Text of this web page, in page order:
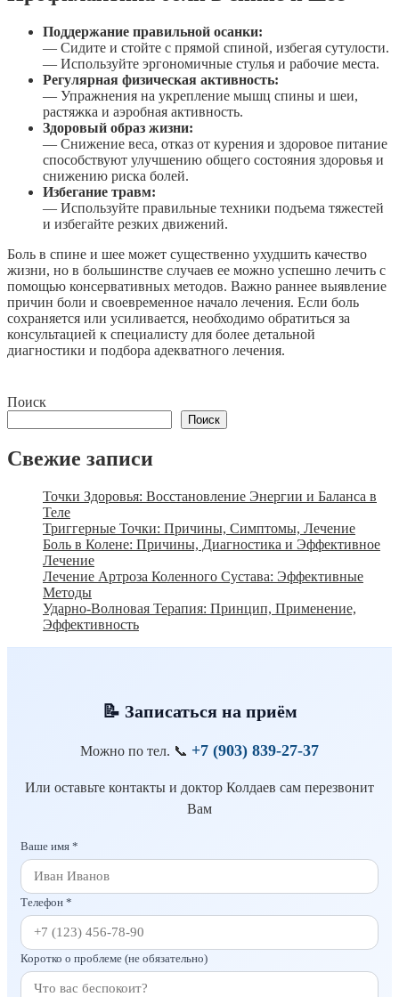
Поддержание правильной осанки:
— Сидите и стойте с прямой спиной, избегая сутулости.
— Используйте эргономичные стулья и рабочие места.
Регулярная физическая активность:
— Упражнения на укрепление мышц спины и шеи,
растяжка и аэробная активность.
Здоровый образ жизни:
— Снижение веса, отказ от курения и здоровое питание
способствуют улучшению общего состояния здоровья и
снижению риска болей.
Избегание травм:
— Используйте правильные техники подъема тяжестей
и избегайте резких движений.
Боль в спине и шее может существенно ухудшить качество
жизни, но в большинстве случаев ее можно успешно лечить с
помощью консервативных методов. Важно раннее выявление
причин боли и своевременное начало лечения. Если боль
сохраняется или усиливается, необходимо обратиться за
консультацией к специалисту для более детальной
диагностики и подбора адекватного лечения.
Поиск
Поиск
Свежие записи
Точки Здоровья: Восстановление Энергии и Баланса в
Теле
Триггерные Точки: Причины, Симптомы, Лечение
Боль в Колене: Причины, Диагностика и Эффективное
Лечение
Лечение Артроза Коленного Сустава: Эффективные
Методы
Ударно-Волновая Терапия: Принцип, Применение,
Эффективность
📝 Записаться на приём
Можно по тел. 📞 +7 (903) 839-27-37
Или оставьте контакты и доктор Колдаев сам перезвонит
Вам
Ваше имя *
Телефон *
Коротко о проблеме (не обязательно)